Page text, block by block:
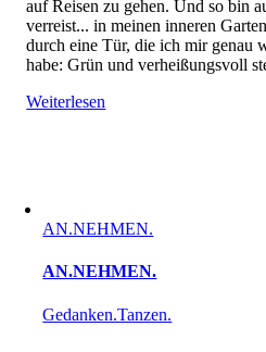
auf Reisen zu gehen. Und so bin
verreist... in meinen inneren
durch eine Tür, die ich mir genau
habe: Grün und verheißungsvoll
Weiterlesen
AN.NEHMEN.
AN.NEHMEN.
Gedanken.Tanzen.